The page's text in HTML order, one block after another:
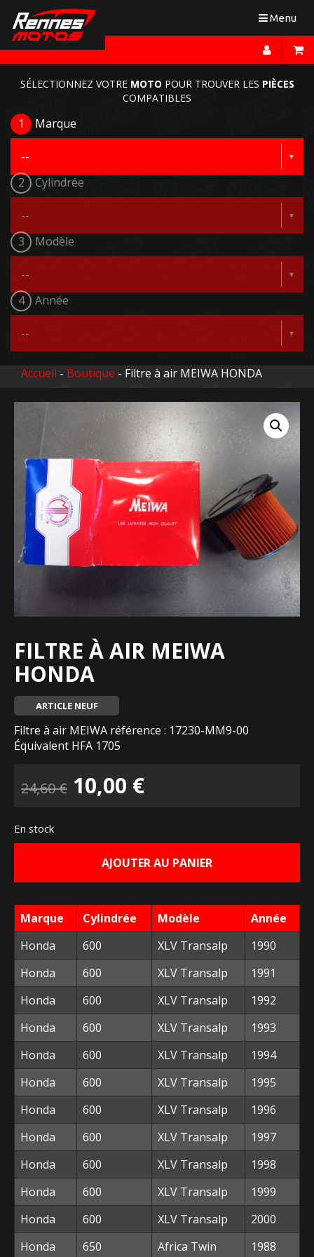
Toggle
Menu
SÉLECTIONNEZ VOTRE MOTO POUR TROUVER LES PIÈCES
COMPATIBLES
1 Marque
2 Cylindrée
3 Modèle
4 Année
Accueil - Boutique - Filtre à air MEIWA HONDA
FILTRE À AIR MEIWA
HONDA
ARTICLE NEUF
Filtre à air MEIWA référence : 17230-MM9-00
Équivalent HFA 1705
24,60€ Le
initial
était :
24,60 €.
10,00 €Le
actuel
est :
10,00 €.
En stock
AJOUTER AU PANIER
Marque Cylindrée Modèle
Année
Honda
600 XLV Transalp
1990
Honda
600 XLV Transalp
1991
Honda
600 XLV Transalp
1992
Honda
600 XLV Transalp
1993
Honda
600 XLV Transalp
1994
Honda
600 XLV Transalp
1995
Honda
600 XLV Transalp
1996
Honda
600 XLV Transalp
1997
Honda
600 XLV Transalp
1998
Honda
600 XLV Transalp
1999
Honda
600 XLV Transalp
2000
Honda
650 Africa Twin 1988